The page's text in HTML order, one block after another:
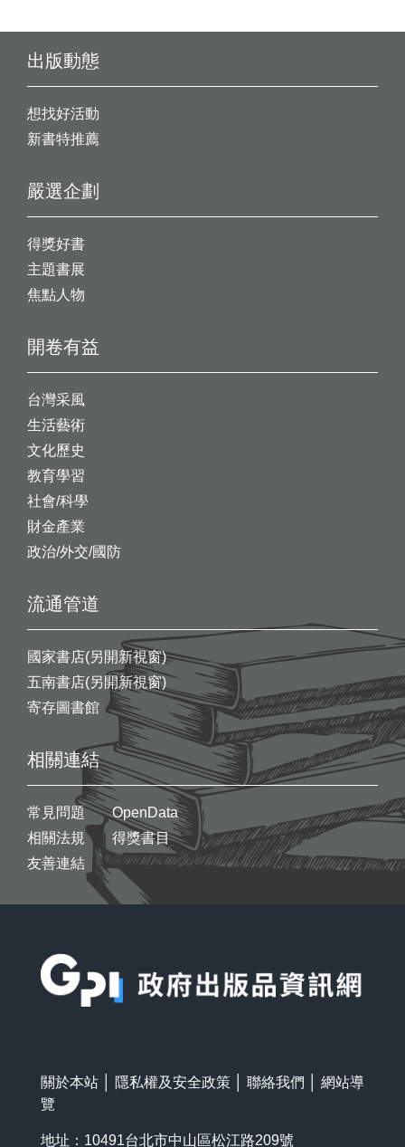
出版動態
想找好活動
新書特推薦
開卷有益
台灣采風
生活藝術
文化歷史
教育學習
社會/科學
財金產業
政治/外交/國防
嚴選企劃
得獎好書
主題書展
焦點人物
流通管道
國家書店(另開新視窗)
五南書店(另開新視窗)
寄存圖書館
相關連結
常見問題
相關法規
友善連結
OpenData
得獎書目
關於本站 隱私權及安全政策 聯絡我們
網站導
覽
地址：10491台北市中山區松江路209號